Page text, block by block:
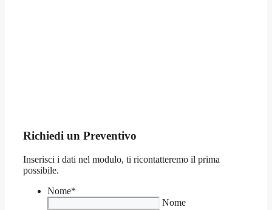
Richiedi un Preventivo
Inserisci i dati nel modulo, ti ricontatteremo il prima
possibile.
Nome*
Nome